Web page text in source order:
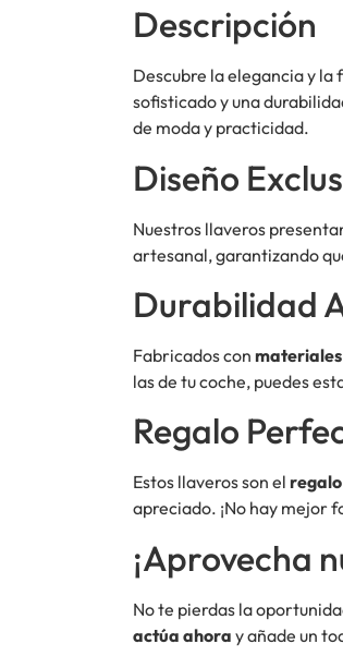
Descripción
Descubre la elegancia y
sofisticado y una
de moda y practicidad.
Diseño
Nuestros llaveros
artesanal, garantizando
Durabilidad
Fabricados con
las de tu coche, puedes
Regalo
Estos llaveros son el
apreciado. ¡No hay mejor
¡Aprovecha
No te pierdas la
actúa ahora y añade un